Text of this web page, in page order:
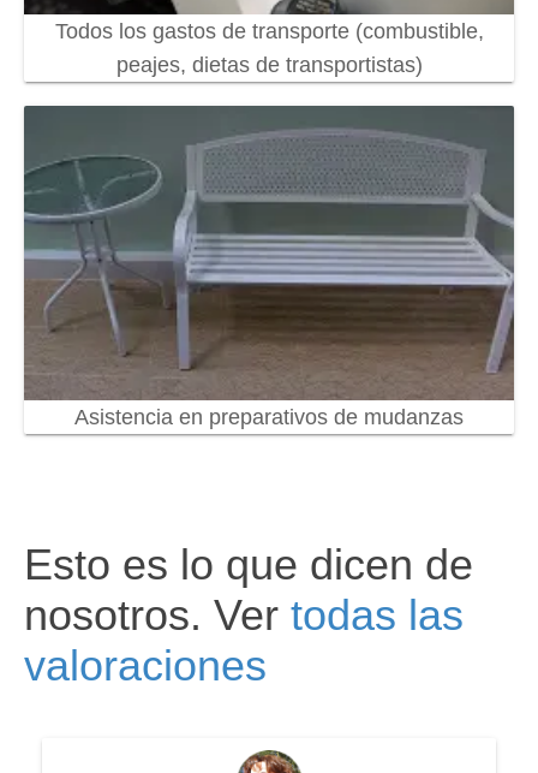
Todos los gastos de transporte (combustible,
peajes, dietas de transportistas)
Asistencia en preparativos de mudanzas
Esto es lo que dicen de
nosotros. Ver todas las
valoraciones